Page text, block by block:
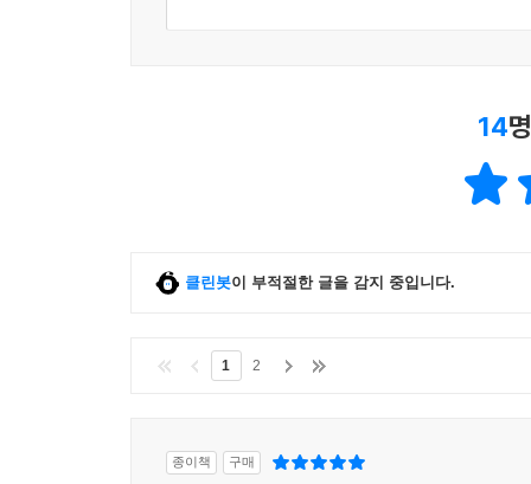
14
클린봇이 부적절한 글을 감지 중입니다.
1 2
종이책 구매